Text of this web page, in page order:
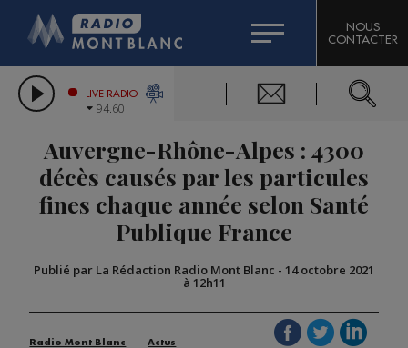
LES CHRONIQUES DE L'EXPERT
CITIZEN MACHINERY
GRAND MASSIF DOMAINES SKIABLES
BIGARD
COMPAGNIE DU MONT-BLANC
NOUS
CONTACTER
LIVE RADIO
94.60
Auvergne-Rhône-Alpes : 4300
décès causés par les particules
fines chaque année selon Santé
Publique France
Publié par La Rédaction Radio Mont Blanc - 14 octobre 2021
à 12h11
Radio Mont Blanc
Actus